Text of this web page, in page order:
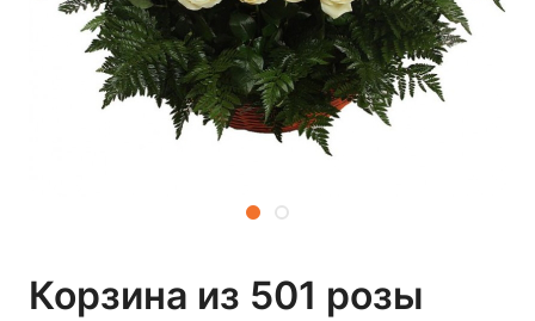
Корзина из 501 розы